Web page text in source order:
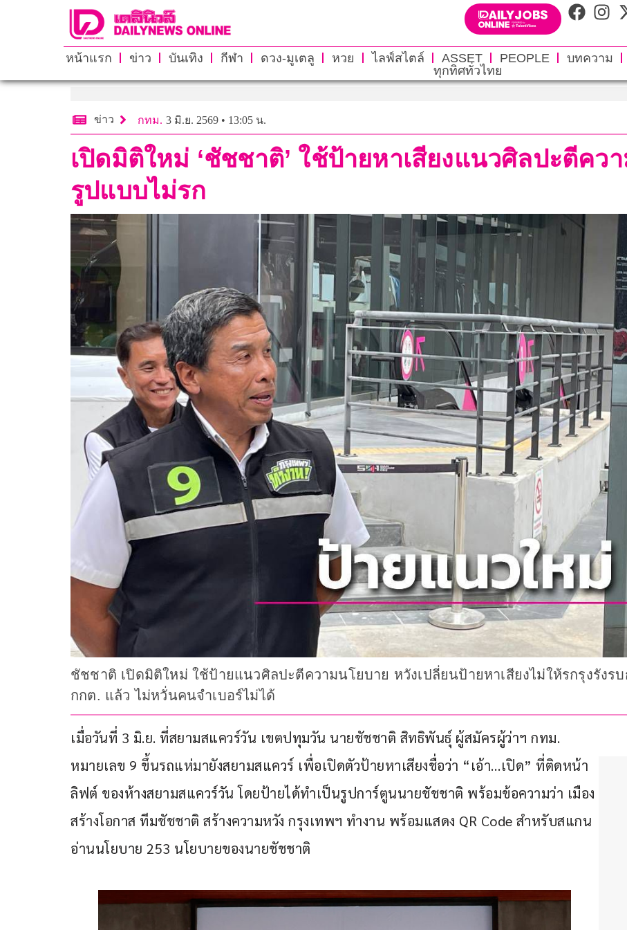
หน้าแรก ข่าว บันเทิง กีฬา ดวง-มูเตลู หวย ไลฟ์สไตล์ ASSET PEOPLE บทความ
ทุกทิศทั่วไทย
ข่าว กทม. 3 มิ.ย. 2569 • 13:05 น.
เปิดมิติใหม่ ‘ชัชชาติ’ ใช้ป้ายหาเสียงแนวศิลปะตีคว
รูปแบบไม่รก
ชัชชาติ เปิดมิติใหม่ ใช้ป้ายแนวศิลปะตีความนโยบาย หวังเปลี่ยนป้ายหาเสียงไม่ให้รกรุงรังร
กกต. แล้ว ไม่หวั่นคนจำเบอร์ไม่ได้
เมื่อวันที่ 3 มิ.ย. ที่สยามสแควร์วัน เขตปทุมวัน นายชัชชาติ สิทธิพันธุ์ ผู้สมัครผู้ว่าฯ กทม.
หมายเลข 9 ขึ้นรถแห่มายังสยามสแควร์ เพื่อเปิดตัวป้ายหาเสียงชื่อว่า “เอ้า…เปิด” ที่ติดหน้า
ลิฟต์ ของห้างสยามสแควร์วัน โดยป้ายได้ทำเป็นรูปการ์ตูนนายชัชชาติ พร้อมข้อความว่า เมือง
สร้างโอกาส ทีมชัชชาติ สร้างความหวัง กรุงเทพฯ ทำงาน พร้อมแสดง QR Code สำหรับสแกน
อ่านนโยบาย 253 นโยบายของนายชัชชาติ